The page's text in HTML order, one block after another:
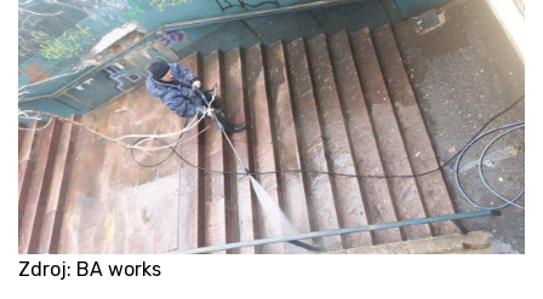
Zdroj: BA works